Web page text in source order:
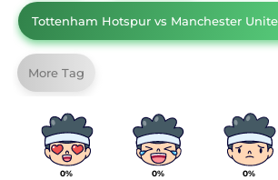
Tottenham Hotspur vs Manchester
More Tag
0% 0% 0%